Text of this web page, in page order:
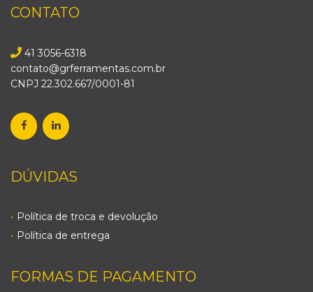
CONTATO
41 3056-6318
contato@grferramentas.com.br
CNPJ 22.302.667/0001-81
DÚVIDAS
Política de troca e devolução
Política de entrega
FORMAS DE PAGAMENTO